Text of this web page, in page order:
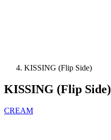
KISSING (Flip Side)
KISSING (Flip Side)
CREAM